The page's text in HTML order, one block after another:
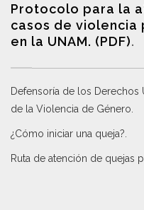
Protocolo para la
casos de violencia
en la UNAM. (PDF).
Defensoría de los Derechos
de la Violencia de Género
¿Cómo iniciar una queja?
Ruta de atención de quejas